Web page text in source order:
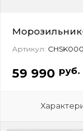
Артикул:
59 990 руб.